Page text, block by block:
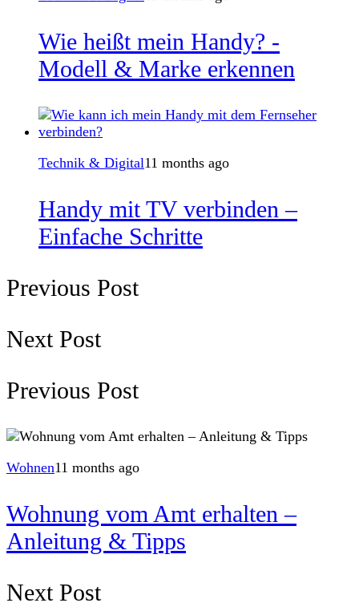
Wie heißt mein Handy? -
Modell & Marke erkennen
Technik & Digital11 months ago
Handy mit TV verbinden –
Einfache Schritte
Previous Post
Next Post
Previous Post
Wohnen11 months ago
Wohnung vom Amt erhalten –
Anleitung & Tipps
Next Post